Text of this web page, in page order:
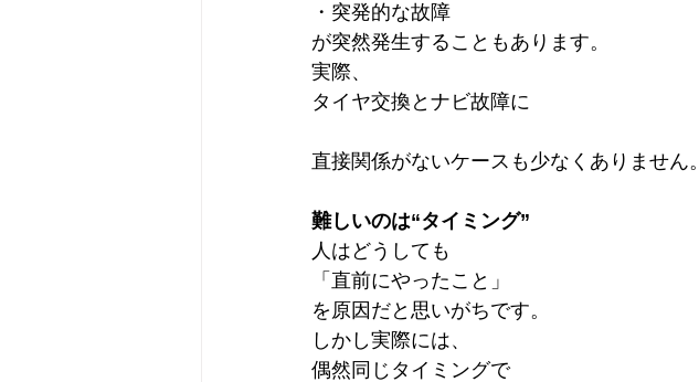
・突発的な故障
が突然発生することもあります。
実際、
タイヤ交換とナビ故障に
直接関係がないケースも少なくありません。
難しいのは“タイミング”
人はどうしても
「直前にやったこと」
を原因だと思いがちです。
しかし実際には、
偶然同じタイミングで